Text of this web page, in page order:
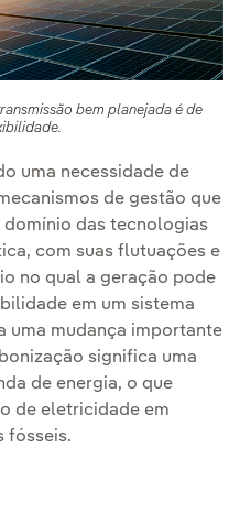
bem planejada é de
uma necessidade de
de gestão que
das tecnologias
com suas flutuações e
no qual a geração pode
em um sistema
uma mudança importante
significa uma
de energia, o que
de eletricidade em
fósseis.